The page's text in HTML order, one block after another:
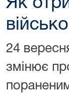
24
змінює